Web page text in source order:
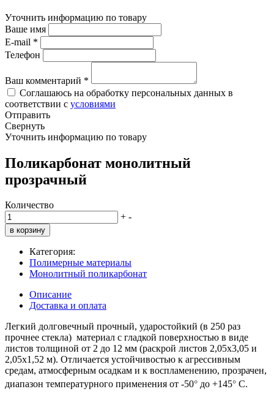
Уточнить информацию по товару
Ваше имя
E-mail *
Телефон
Ваш комментарий *
Соглашаюсь на обработку персональных данных в
соответствии с условиями
Отправить
Свернуть
Уточнить информацию по товару
Поликарбонат монолитный
прозрачный
Количество
+ -
в корзину
Категория:
Полимерные материалы
Монолитный поликарбонат
Описание
Доставка и оплата
Легкий долговечный прочный, ударостойкий (в 250 раз
прочнее стекла) материал с гладкой поверхностью в виде
листов толщиной от 2 до 12 мм (раскрой листов 2,05х3,05 и
2,05х1,52 м). Отличается устойчивостью к агрессивным
средам, атмосферным осадкам и к воспламенению, прозрачен,
диапазон температурного применения от -50° до +145° С.